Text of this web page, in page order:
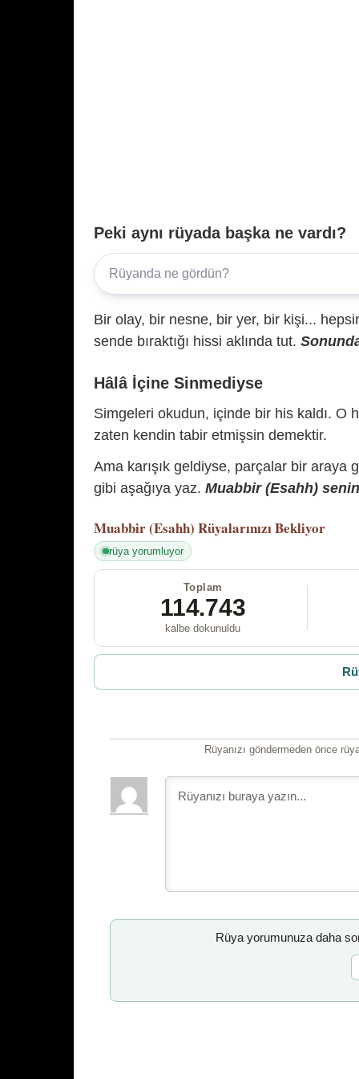
Peki aynı rüyada başka ne vardı?
Bir olay, bir nesne, bir yer, bir kişi...
sende bıraktığı hissi aklında tut.
Hâlâ İçine Sinmediyse
Simgeleri okudun, içinde bir his kaldı. O
zaten kendin tabir etmişsin demektir.
Ama karışık geldiyse, parçalar bir araya
gibi aşağıya yaz. Muabbir (Esahh)
Muabbir (Esahh) Rüyalarınızı Bekliyor
rüya yorumluyor
Toplam
114.743
kalbe dokunuldu
Rüyanızı göndermeden önce
Rüya yorumunuza daha